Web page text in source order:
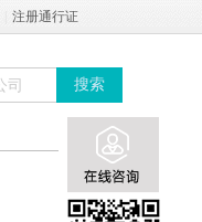
注册通行证
搜索